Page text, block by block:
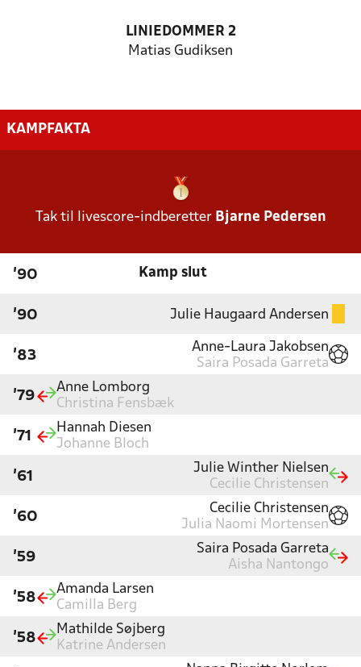
LINIEDOMMER 2
Matias Gudiksen
KAMPFAKTA
Tak til livescore-indberetter Bjarne Pedersen
'90 Kamp slut
'90 Julie Haugaard Andersen
'83
Anne-Laura Jakobsen
Saira Posada Garreta
'79
Anne Lomborg
Christina Fensbæk
'71
Hannah Diesen
Johanne Bloch
'61
Julie Winther Nielsen
Cecilie Christensen
'60
Cecilie Christensen
Julia Naomi Mortensen
'59
Saira Posada Garreta
Aisha Nantongo
'58
Amanda Larsen
Camilla Berg
'58
Mathilde Søjberg
Katrine Andersen